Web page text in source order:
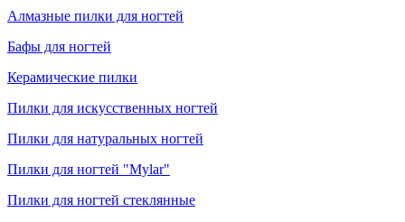
Алмазные пилки для ногтей
Бафы для ногтей
Керамические пилки
Пилки для искусственных ногтей
Пилки для натуральных ногтей
Пилки для ногтей "Mylar"
Пилки для ногтей стеклянные